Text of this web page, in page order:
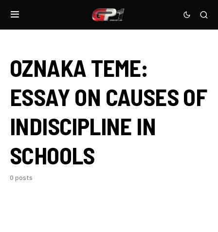
OZNAKA TEME:
ESSAY ON CAUSES OF
INDISCIPLINE IN
SCHOOLS
0 posts